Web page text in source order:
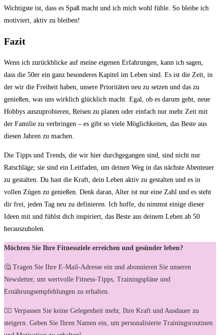
Wichtigste ist, dass es Spaß macht und ich⁢ mich wohl fühle. So ​bleibe ich
motiviert, aktiv zu bleiben!
Fazit
Wenn ich zurückblicke ⁣auf meine eigenen Erfahrungen, kann‍ ich sagen,
dass die 50er ein ganz besonderes Kapitel im Leben⁤ sind. Es ist die Zeit, in
der wir die Freiheit haben, unsere Prioritäten neu zu setzen und das zu
genießen, was uns wirklich⁤ glücklich macht. Egal, ob es darum geht, ⁤neue
Hobbys auszuprobieren, Reisen zu planen oder einfach nur mehr Zeit mit
der Familie zu verbringen – es gibt so viele Möglichkeiten,⁢ das Beste aus
diesen Jahren zu machen.
Die Tipps und ‍Trends, die wir hier durchgegangen sind, sind nicht nur
Ratschläge; sie sind ein​ Leitfaden, um deinen Weg in das nächste⁤ Abenteuer
zu gestalten. ‌Du hast die Kraft, dein‍ Leben aktiv zu gestalten und⁤ es in
vollen Zügen⁣ zu genießen. Denk daran, Alter ist nur eine Zahl und ⁣es steht
dir‌ frei,⁣ jeden Tag neu zu definieren.‌ Ich hoffe, du nimmst einige dieser
Ideen mit und‌ fühlst dich inspiriert, das Beste aus deinem Leben ab 50
herauszuholen.
Möchten Sie Ihre Fitnessziele erreichen und gesünder leben?
🤔 Tragen Sie Ihre E-Mail-Adresse ein und abonnieren Sie unseren
Newsletter, um wertvolle Fitness-Tipps, Trainingspläne und
Ernährungsempfehlungen zu erhalten.
🏋️‍♀️ Verpassen Sie keine Gelegenheit mehr, Ihre Kraft und Ausdauer zu
steigern. Geben Sie Ihren Namen ein, um personalisierte Trainingsroutinen